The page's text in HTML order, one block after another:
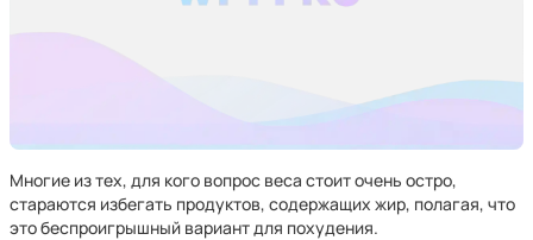
Многие из тех, для кого вопрос веса стоит очень остро,
стараются избегать продуктов, содержащих жир, полагая, что
это беспроигрышный вариант для похудения.